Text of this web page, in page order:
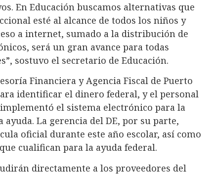
En Educación buscamos alternativas que
esté al alcance de todos los niños y
a internet, sumado a la distribución de
será un gran avance para todas
sostuvo el secretario de Educación.
Financiera y Agencia Fiscal de Puerto
identificar el dinero federal, y el personal
el sistema electrónico para la
La gerencia del DE, por su parte,
oficial durante este año escolar, así como
cualifican para la ayuda federal.
directamente a los proveedores del